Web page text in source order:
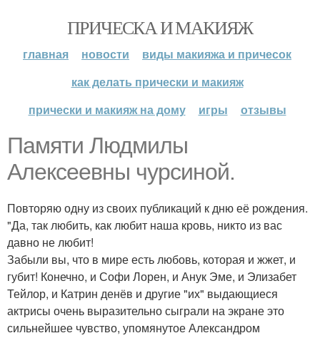
ПРИЧЕСКА И МАКИЯЖ
главная новости
виды макияжа и причесок
как делать прически и макияж
прически и макияж на дому
игры отзывы
Памяти Людмилы
Алексеевны чурсиной.
Повторяю одну из своих публикаций к дню её рождения.
"Да, так любить, как любит наша кровь, никто из вас
давно не любит!
Забыли вы, что в мире есть любовь, которая и жжет, и
губит! Конечно, и Софи Лорен, и Анук Эме, и Элизабет
Тейлор, и Катрин денёв и другие "их" выдающиеся
актрисы очень выразительно сыграли на экране это
сильнейшее чувство, упомянутое Александром